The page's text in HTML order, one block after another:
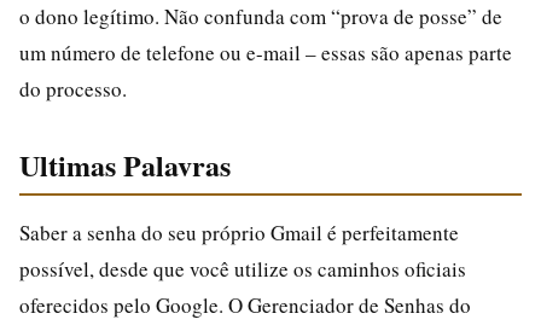
o dono legítimo. Não confunda com “prova de posse” de
um número de telefone ou e-mail – essas são apenas parte
do processo.
Ultimas Palavras
Saber a senha do seu próprio Gmail é perfeitamente
possível, desde que você utilize os caminhos oficiais
oferecidos pelo Google. O Gerenciador de Senhas do